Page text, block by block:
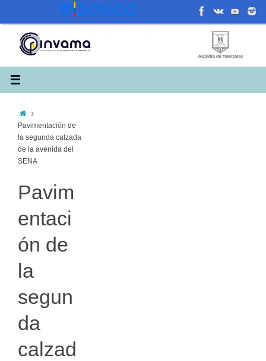
contenido
Inicio
Pavimentación de
la segunda calzada
de la avenida del
SENA
Pavim
entaci
ón de
la
segun
da
calzad